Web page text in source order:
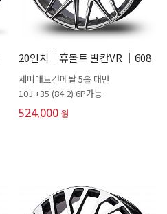
20인치│휴볼트 발칸VR │608
세미매트건메탈 5홀 대만
10J +35 (84.2) 6P가능
524,000 원